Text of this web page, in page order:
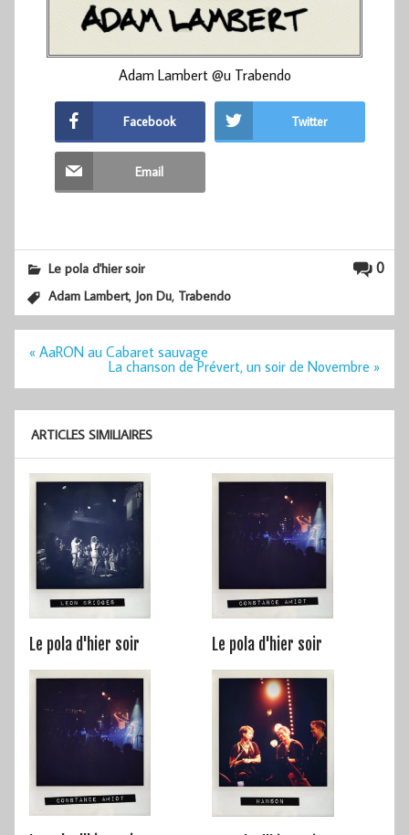
Adam Lambert @u Trabendo
Facebook Twitter
Email
0
Le pola d'hier soir
Adam Lambert, Jon Du, Trabendo
Navigation
« AaRON au Cabaret sauvage
La chanson de Prévert, un soir de Novembre »
ARTICLES SIMILIAIRES
Le pola d'hier soir Le pola d'hier soir